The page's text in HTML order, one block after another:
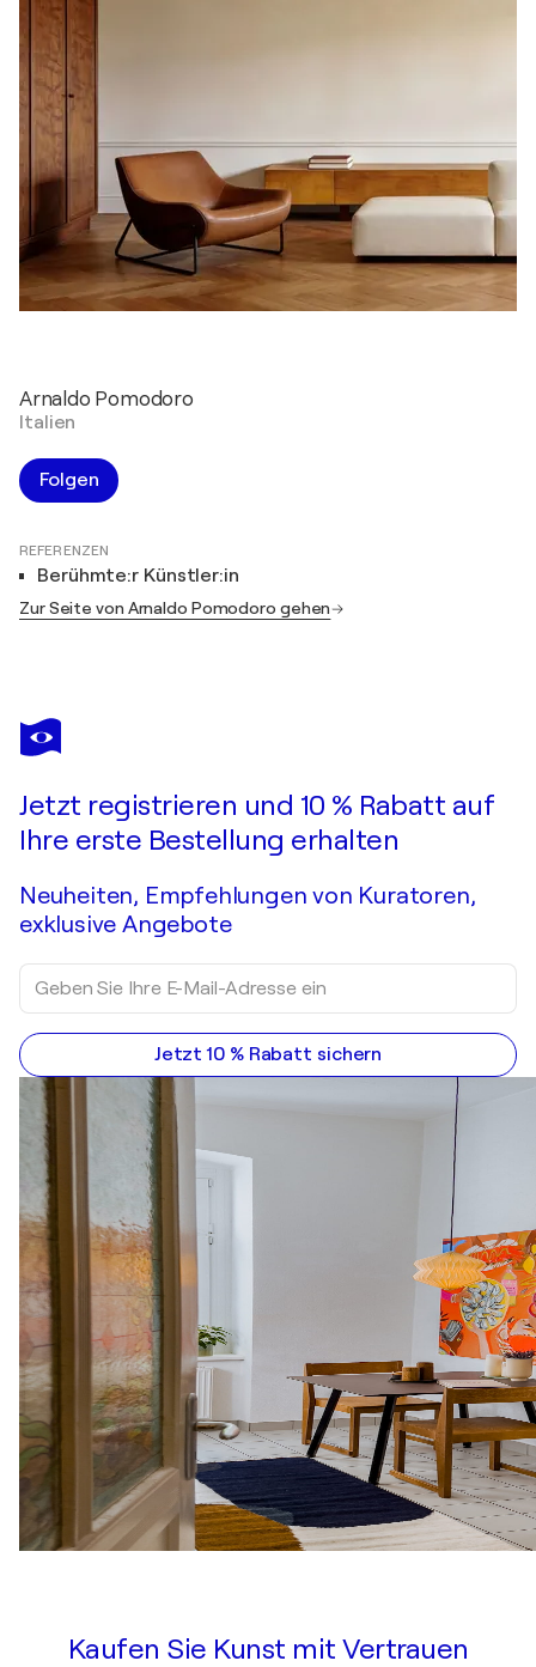
Arnaldo Pomodoro
Italien
Folgen
REFERENZEN
Berühmte:r Künstler:in
Zur Seite von Arnaldo Pomodoro gehen
Jetzt registrieren und 10 % Rabatt auf
Ihre erste Bestellung erhalten
Neuheiten, Empfehlungen von Kuratoren,
exklusive Angebote
Jetzt 10 % Rabatt sichern
Kaufen Sie Kunst mit Vertrauen